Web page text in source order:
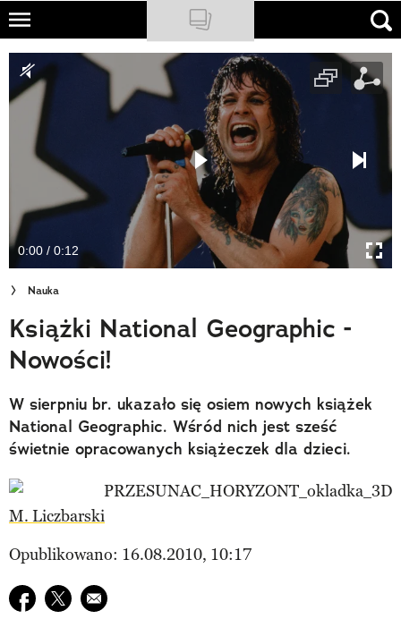
Skip
main
content
NATIONAL GEOGRAPHIC
TRAVELER
PODCASTY
Newsletter
Cuda Polski
Wielki Konkurs Fotograficzny
Trendbook Podróżniczy
Polecane
0:00 / 0:12
Nauka
Książki National Geographic -
Nowości!
W sierpniu br. ukazało się osiem nowych książek
National Geographic. Wśród nich jest sześć
świetnie opracowanych książeczek dla dzieci.
M. Liczbarski
Opublikowano: 16.08.2010, 10:17
Udostępnij na facebook
Udostępnij na twitter
E-mail do przyjaciela